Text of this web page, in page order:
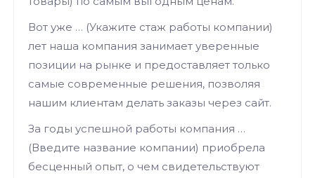
Вот уже … (Укажите стаж работы компании)
лет наша компания занимает уверенные
позиции на рынке и предоставляет только
самые современные решения, позволяя
нашим клиентам делать заказы через сайт.
За годы успешной работы компания …
(Введите название компании) приобрела
бесценный опыт, о чем свидетельствуют